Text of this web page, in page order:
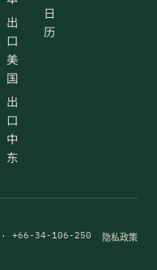
出
口
美
国
出
口
中
东
日
历
· +66-34-106-250
隐私政策